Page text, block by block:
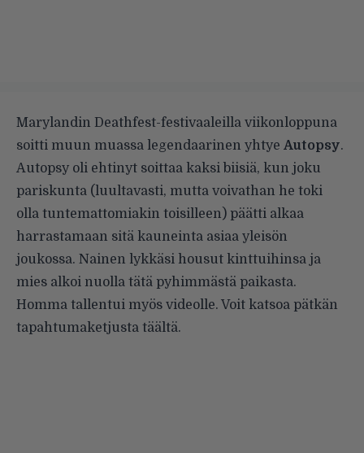
Marylandin Deathfest-festivaaleilla viikonloppuna
soitti muun muassa legendaarinen yhtye Autopsy.
Autopsy oli ehtinyt soittaa kaksi biisiä, kun joku
pariskunta (luultavasti, mutta voivathan he toki
olla tuntemattomiakin toisilleen) päätti alkaa
harrastamaan sitä kauneinta asiaa yleisön
joukossa. Nainen lykkäsi housut kinttuihinsa ja
mies alkoi nuolla tätä pyhimmästä paikasta.
Homma tallentui myös videolle. Voit katsoa pätkän
tapahtumaketjusta täältä.